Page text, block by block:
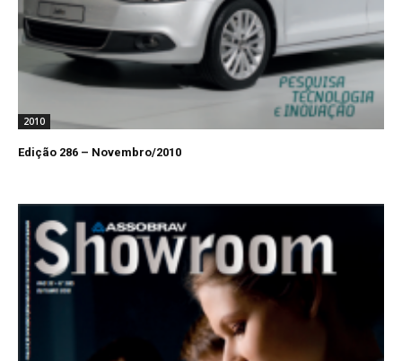
2010
Edição 286 – Novembro/2010